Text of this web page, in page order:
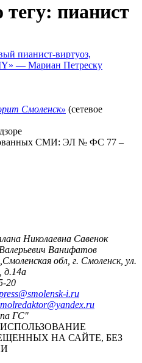
тегу: пианист
пианист-виртуоз,
— Мариан Петреску
Смоленск» (сетевое
СМИ: ЭЛ № ФС 77 –
Николаевна Савенок
Ванифатов
обл, г. Смоленск, ул.
д.14а
20
i.ru
ГС"
НА САЙТЕ, БЕЗ